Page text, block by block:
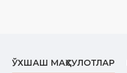
ЎХШАШ МАҲСУЛОТЛАР